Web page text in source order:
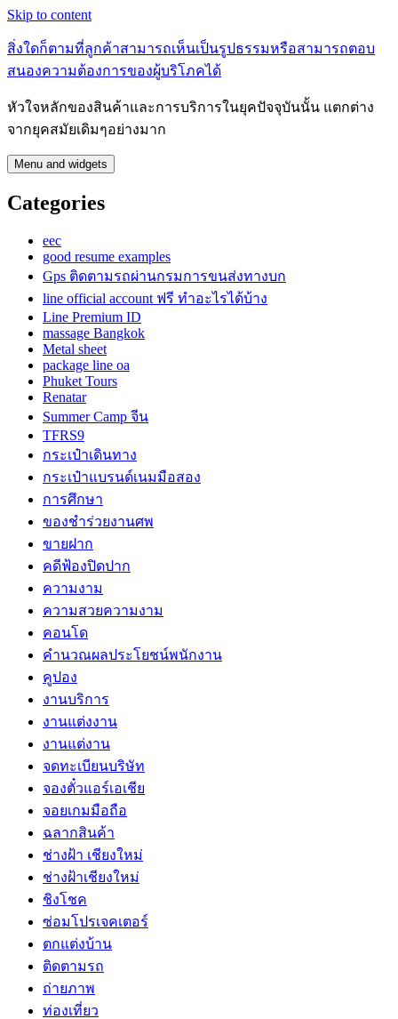
Skip to content
สิ่งใดก็ตามที่ลูกค้าสามารถเห็นเป็นรูปธรรมหรือสามารถตอบ
สนองความต้องการของผู้บริโภคได้
หัวใจหลักของสินค้าและการบริการในยุคปัจจุบันนั้น แตกต่าง
จากยุคสมัยเดิมๆอย่างมาก
Menu and widgets
Categories
eec
good resume examples
Gps ติดตามรถผ่านกรมการขนส่งทางบก
line official account ฟรี ทําอะไรได้บ้าง
Line Premium ID
massage Bangkok
Metal sheet
package line oa
Phuket Tours
Renatar
Summer Camp จีน
TFRS9
กระเป๋าเดินทาง
กระเป๋าแบรนด์เนมมือสอง
การศึกษา
ของชำร่วยงานศพ
ขายฝาก
คดีฟ้องปิดปาก
ความงาม
ความสวยความงาม
คอนโด
คำนวณผลประโยชน์พนักงาน
คูปอง
งานบริการ
งานแต่งงาน
งานแต่งาน
จดทะเบียนบริษัท
จองตั๋วแอร์เอเชีย
จอยเกมมือถือ
ฉลากสินค้า
ช่างฝ้า เชียงใหม่
ช่างฝ้าเชียงใหม่
ชิงโชค
ซ่อมโปรเจคเตอร์
ตกแต่งบ้าน
ติดตามรถ
ถ่ายภาพ
ท่องเที่ยว